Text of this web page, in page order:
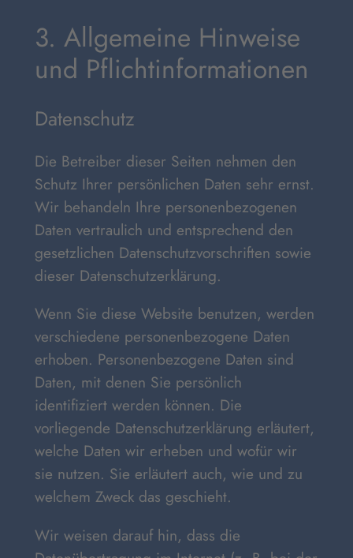
3. Allgemeine Hinweise
und Pflicht­informationen
Datenschutz
Die Betreiber dieser Seiten nehmen den
Schutz Ihrer persönlichen Daten sehr ernst.
Wir behandeln Ihre personenbezogenen
Daten vertraulich und entsprechend den
gesetzlichen Datenschutzvorschriften sowie
dieser Datenschutzerklärung.
Wenn Sie diese Website benutzen, werden
verschiedene personenbezogene Daten
erhoben. Personenbezogene Daten sind
Daten, mit denen Sie persönlich
identifiziert werden können. Die
vorliegende Datenschutzerklärung erläutert,
welche Daten wir erheben und wofür wir
sie nutzen. Sie erläutert auch, wie und zu
welchem Zweck das geschieht.
Wir weisen darauf hin, dass die